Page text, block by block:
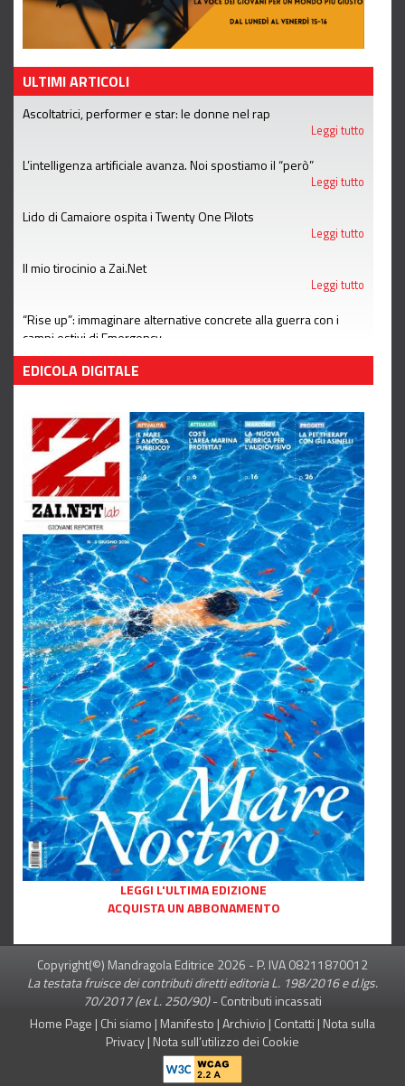
ULTIMI ARTICOLI
Ascoltatrici, performer e star: le donne nel rap
Leggi tutto
L’intelligenza artificiale avanza. Noi spostiamo il “però”
Leggi tutto
Lido di Camaiore ospita i Twenty One Pilots
Leggi tutto
Il mio tirocinio a Zai.Net
Leggi tutto
“Rise up”: immaginare alternative concrete alla guerra con i
campi estivi di Emergency
Leggi tutto
EDICOLA DIGITALE
LEGGI L'ULTIMA EDIZIONE
ACQUISTA UN ABBONAMENTO
Copyright(©) Mandragola Editrice 2026 - P. IVA 08211870012
La testata fruisce dei contributi diretti editoria L. 198/2016 e d.lgs.
70/2017 (ex L. 250/90)-Contributi incassati
Home Page | Chi siamo | Manifesto |Archivio | Contatti | Nota sulla
Privacy| Nota sull’utilizzo dei Cookie